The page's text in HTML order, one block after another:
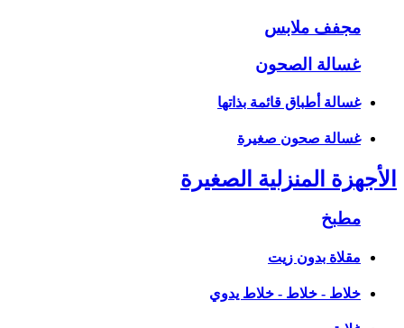
مجفف ملابس
غسالة الصحون
غسالة أطباق قائمة بذاتها
غسالة صحون صغيرة
الأجهزة المنزلية الصغيرة
مطبخ
مقلاة بدون زيت
خلاط - خلاط - خلاط يدوي